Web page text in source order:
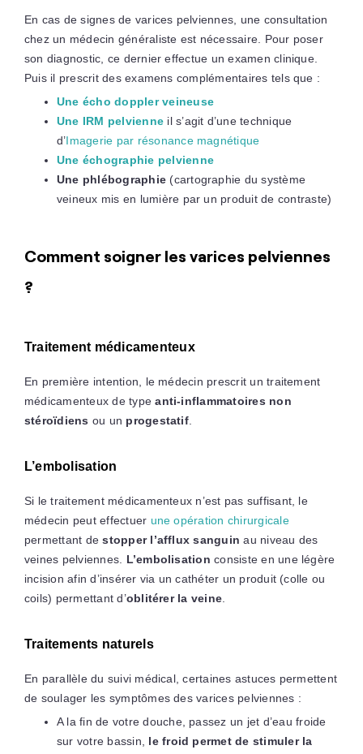
En cas de signes de varices pelviennes, une consultation
chez un médecin généraliste est nécessaire. Pour poser
son diagnostic, ce dernier effectue un examen clinique.
Puis il prescrit des examens complémentaires tels que :
Une écho doppler veineuse
Une IRM pelvienne il s’agit d’une technique
d’Imagerie par résonance magnétique
Une échographie pelvienne
Une phlébographie (cartographie du système
veineux mis en lumière par un produit de contraste)
Comment soigner les varices pelviennes
?
Traitement médicamenteux
En première intention, le médecin prescrit un traitement
médicamenteux de typeanti-inflammatoires non
stéroïdiens ou un progestatif.
L’embolisation
Si le traitement médicamenteux n’est pas suffisant, le
médecin peut effectuer une opération chirurgicale
permettant destopper l’afflux sanguin au niveau des
veines pelviennes. L’embolisation consiste en une légère
incision afin d’insérer via un cathéter un produit (colle ou
coils) permettant d’oblitérer la veine
Traitements naturels
En parallèle du suivi médical, certaines astuces permettent
de soulager les symptômes des varices pelviennes :
A la fin de votre douche, passez un jet d’eau froide
sur votre bassin, le froid permet de stimuler la